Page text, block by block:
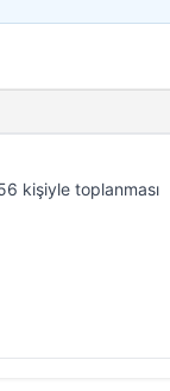
kişiyle toplanması